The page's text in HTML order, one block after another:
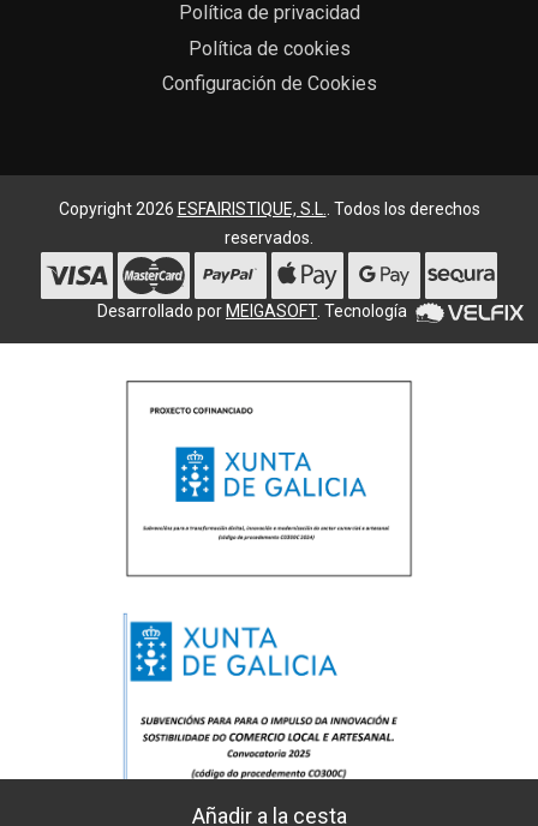
Política de privacidad
Política de cookies
Configuración de Cookies
Copyright 2026 ESFAIRISTIQUE, S.L.. Todos los derechos
reservados.
Desarrollado por MEIGASOFT. Tecnología